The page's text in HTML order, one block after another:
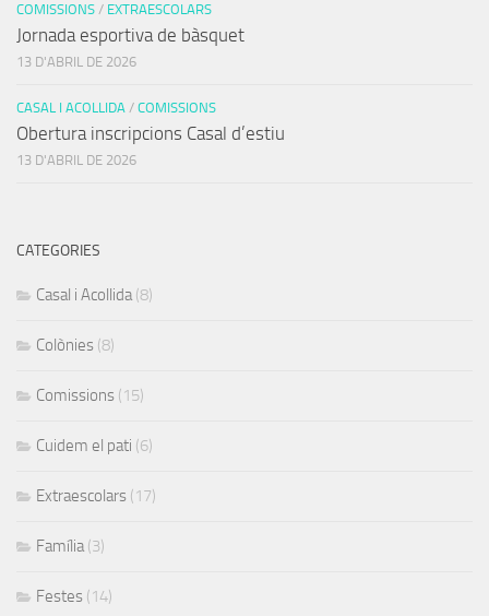
COMISSIONS / EXTRAESCOLARS
Jornada esportiva de bàsquet
13 D'ABRIL DE 2026
CASAL I ACOLLIDA / COMISSIONS
Obertura inscripcions Casal d’estiu
13 D'ABRIL DE 2026
CATEGORIES
Casal i Acollida(8)
Colònies (8)
Comissions (15)
Cuidem el pati (6)
Extraescolars (17)
Família(3)
Festes (14)